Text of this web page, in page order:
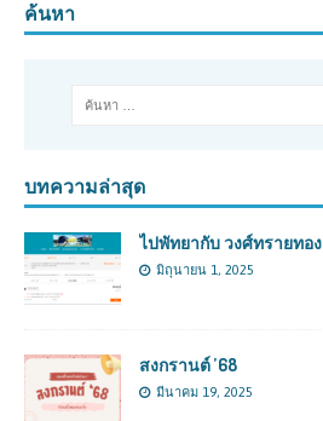
ค้นหา
บทความล่าสุด
ไปพัทยากับ วงศ์ทรายทอง
มิถุนายน 1, 2025
สงกรานต์ ’68
มีนาคม 19, 2025